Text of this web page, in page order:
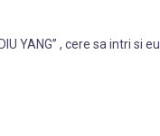
YANG” , cere sa intri si